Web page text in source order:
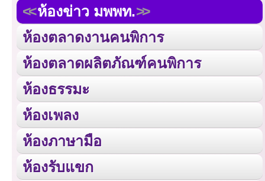
ห้องข่าว มพพท.
ห้องตลาดงานคนพิการ
ห้องตลาดผลิตภัณฑ์คนพิการ
ห้องธรรมะ
ห้องเพลง
ห้องภาษามือ
ห้องรับแขก